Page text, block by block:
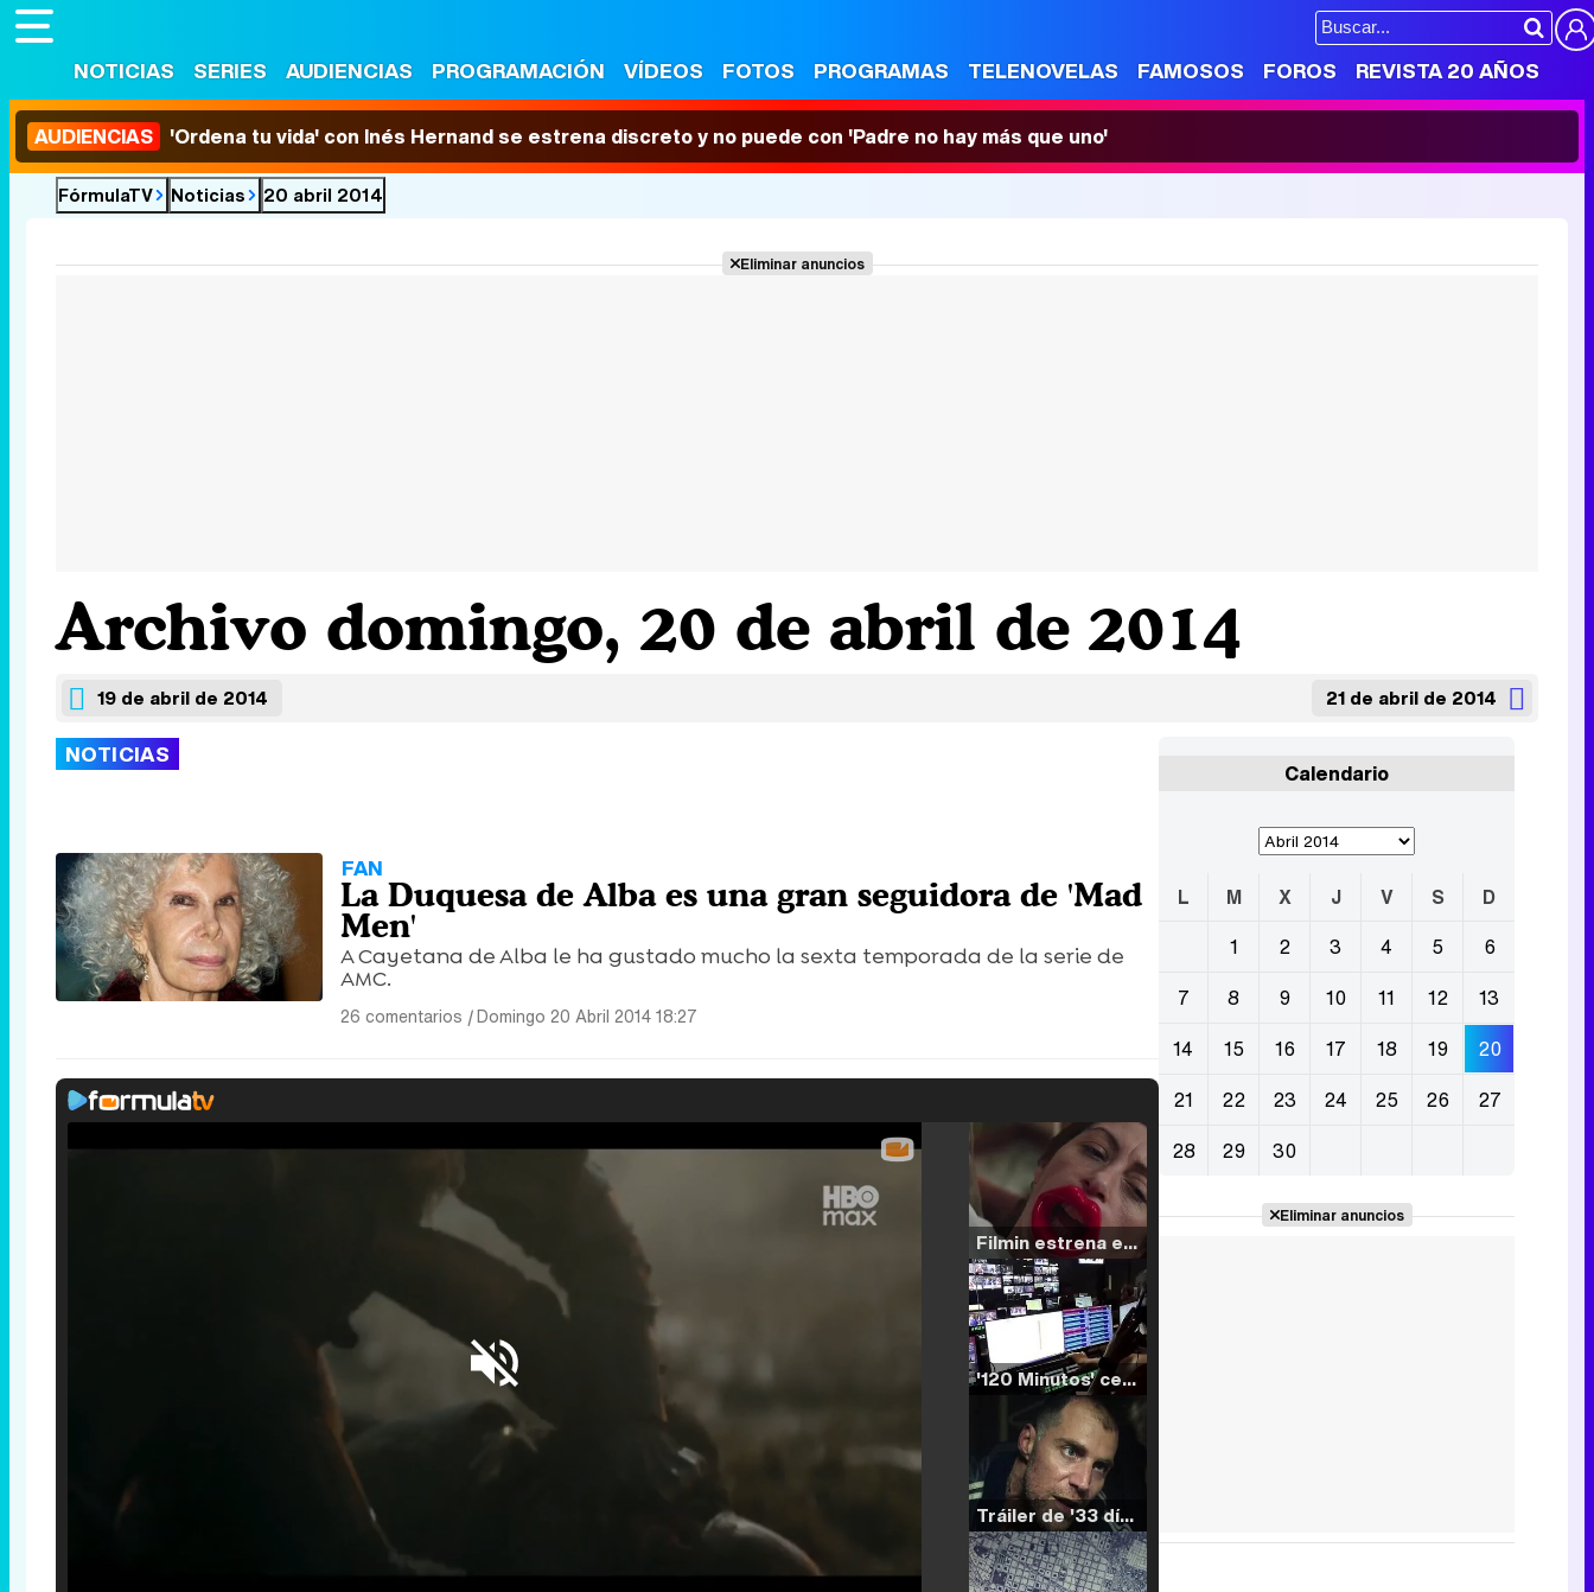
NOTICIAS SERIES AUDIENCIAS PROGRAMACIÓN VÍDEOS FOTOS PROGRAMAS TELENOVELAS FAMOSOS FOROS REVISTA 20 AÑOS
AUDIENCIAS 'Ordena tu vida' con Inés Hernand se estrena discreto y no puede con 'Padre no hay más que uno'
FórmulaTV Noticias 20 abril 2014
Eliminar anuncios
Archivo domingo, 20 de abril de 2014
19 de abril de 2014 21 de abril de 2014
NOTICIAS
FAN
La Duquesa de Alba es una gran seguidora de 'Mad
Men'
A Cayetana de Alba le ha gustado mucho la sexta temporada de la serie de
AMC.
26 comentarios |Domingo 20 Abril 2014 18:27
Filmin estrena el tráiler de 'Millennial Mal', su nueva comedia universitaria de la mano de Lorena Iglesias
'120 Minutos' celebra sus 2.000 programas en Telemadrid con un vídeo del día a día en la redacción
Tráiler de '33 días', la nueva serie de Atresplayer con Julián Villagrán y José Manuel Poga
Calendario
L M X J V S
D
1
2 3 4 5
6
7
8 9 10 11 12
13
14
15 16 17 18 19
20
21
22 23 24 25 26
27
28
29 30
Eliminar anuncios